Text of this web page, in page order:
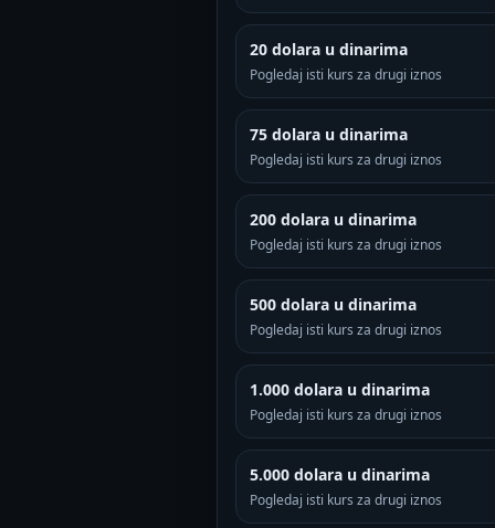
20 dolara u dinarima
Pogledaj isti kurs za drugi iznos
75 dolara u dinarima
Pogledaj isti kurs za drugi iznos
200 dolara u dinarima
Pogledaj isti kurs za drugi iznos
500 dolara u dinarima
Pogledaj isti kurs za drugi iznos
1.000 dolara u dinarima
Pogledaj isti kurs za drugi iznos
5.000 dolara u dinarima
Pogledaj isti kurs za drugi iznos